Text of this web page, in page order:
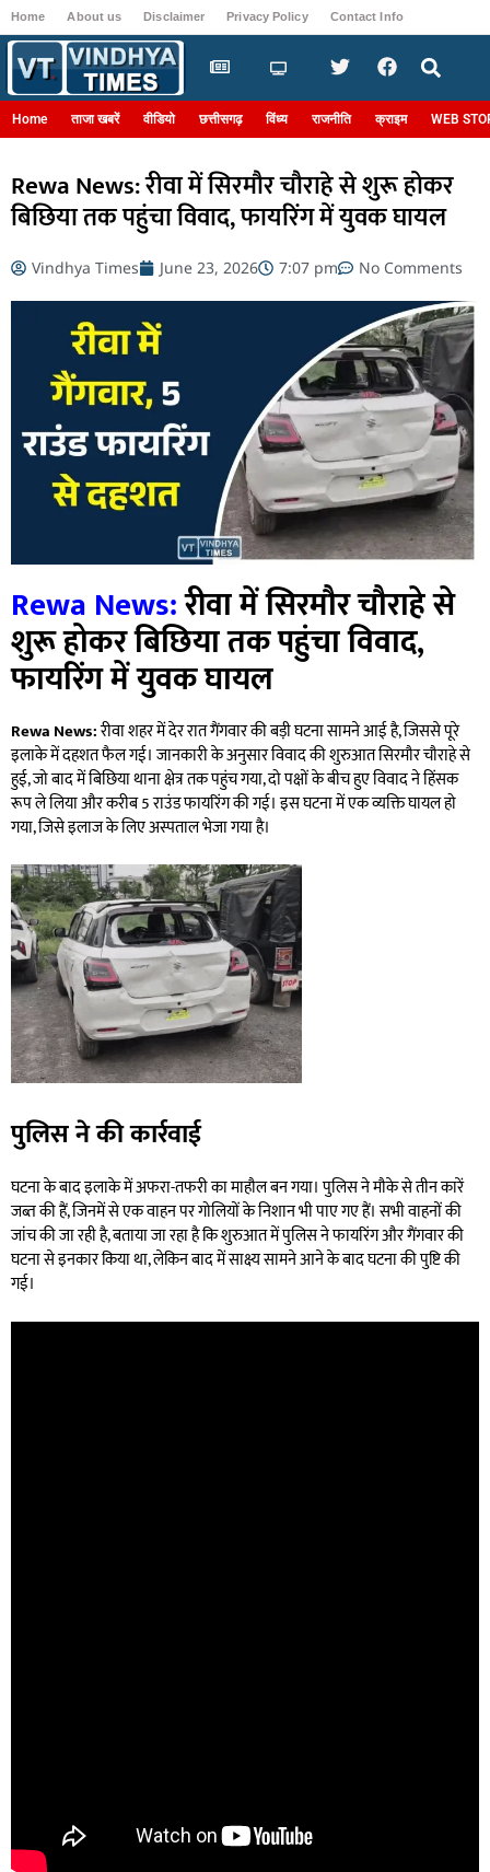
Home About us Disclaimer Privacy Policy Contact Info
Home ताजा खबरें वीडियो छत्तीसगढ़ विंध्य राजनीति क्राइम WEB
Rewa News: रीवा में सिरमौर चौराहे से शुरू होकर
बिछिया तक पहुंचा विवाद, फायरिंग में युवक घायल
Vindhya Times June 23, 2026 7:07 pm No Comments
Rewa News:रीवा में सिरमौर चौराहे से
शुरू होकर बिछिया तक पहुंचा विवाद,
फायरिंग में युवक घायल
Rewa News:रीवा शहर में देर रात गैंगवार की बड़ी घटना सामने आई है, जिससे पूरे
इलाके में दहशत फैल गई। जानकारी के अनुसार विवाद की शुरुआत सिरमौर चौराहे से
हुई, जो बाद में बिछिया थाना क्षेत्र तक पहुंच गया, दो पक्षों के बीच हुए विवाद ने हिंसक
रूप ले लिया और करीब 5 राउंड फायरिंग की गई। इस घटना में एक व्यक्ति घायल हो
गया, जिसे इलाज के लिए अस्पताल भेजा गया है।
पुलिस ने की कार्रवाई
घटना के बाद इलाके में अफरा-तफरी का माहौल बन गया। पुलिस ने मौके से तीन कारें
जब्त की हैं, जिनमें से एक वाहन पर गोलियों के निशान भी पाए गए हैं। सभी वाहनों की
जांच की जा रही है, बताया जा रहा है कि शुरुआत में पुलिस ने फायरिंग और गैंगवार की
घटना से इनकार किया था, लेकिन बाद में साक्ष्य सामने आने के बाद घटना की पुष्टि की
गई।